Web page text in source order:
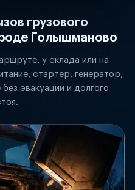
грузового
Голышманово
у склада или на
стартер, генератор,
эвакуации и долгого